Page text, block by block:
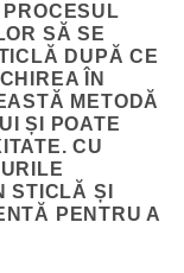
SĂ SE
DUPĂ CE
ÎN
METODĂ
ȘI POATE
CU
STICLĂ ȘI
PENTRU A